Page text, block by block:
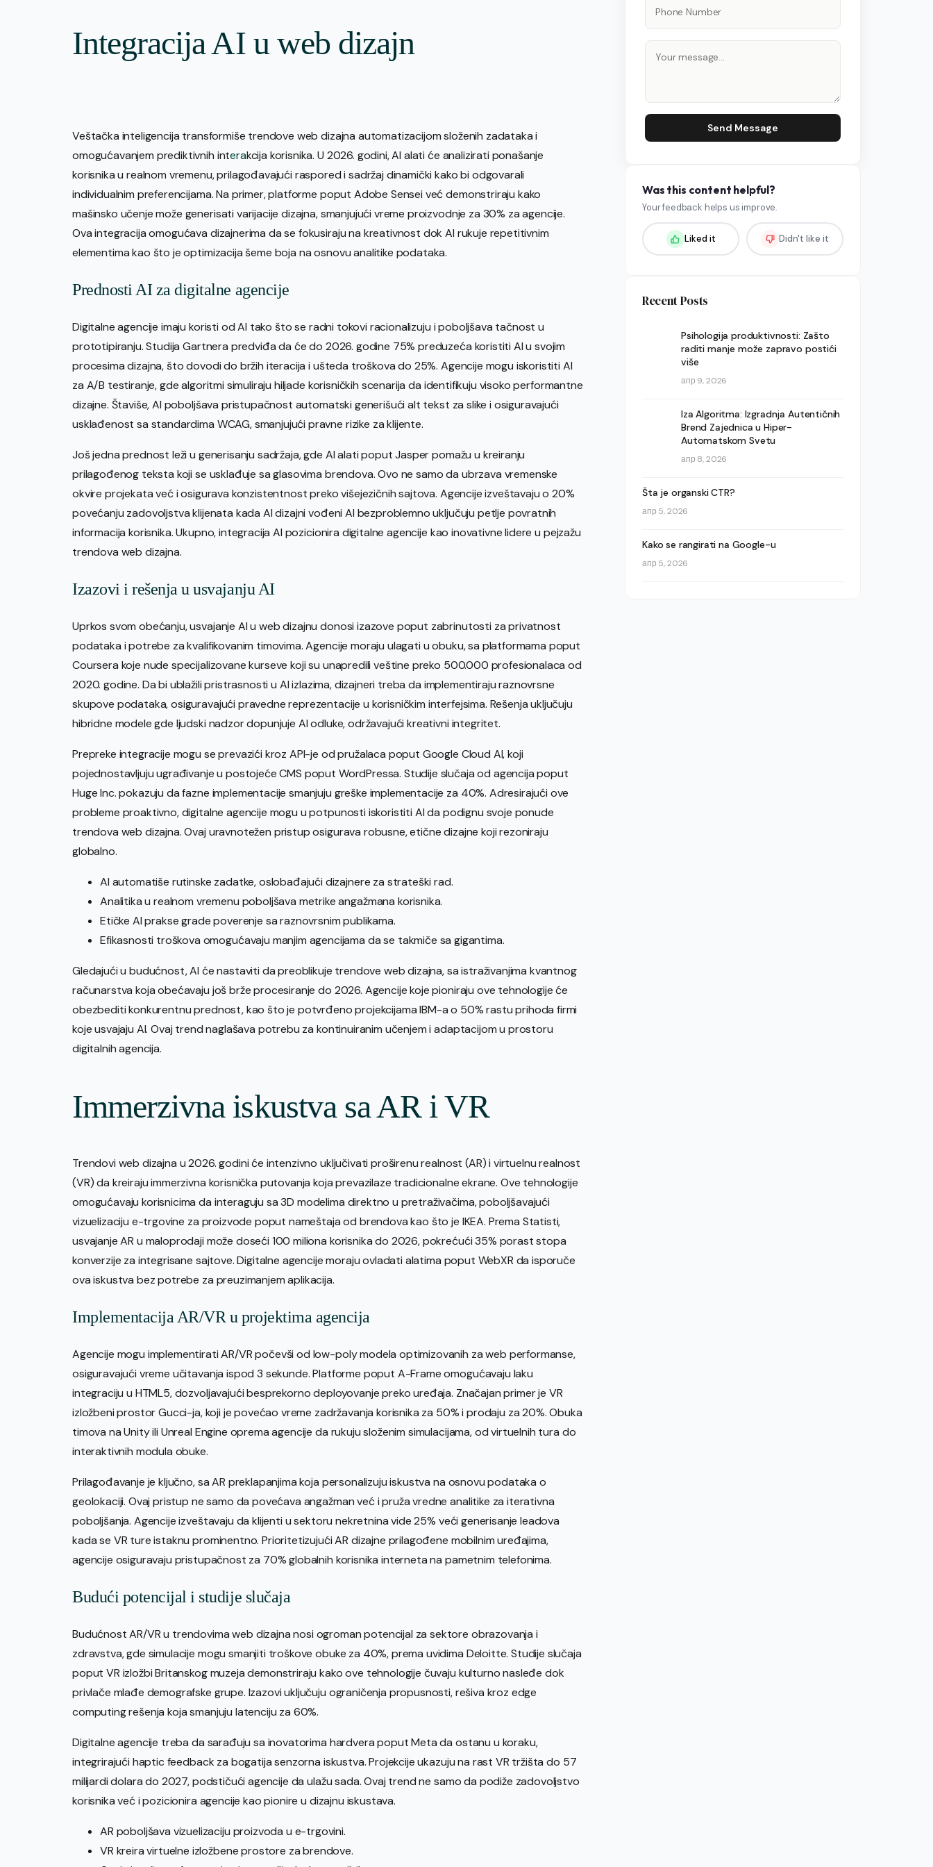
Integracija AI u web dizajn
Veštačka inteligencija transformiše trendove web dizajna automatizacijom složenih zadataka i
omogućavanjem prediktivnih interakcija korisnika. U 2026. godini, AI alati će analizirati ponašanje
korisnika u realnom vremenu, prilagođavajući raspored i sadržaj dinamički kako bi odgovarali
individualnim preferencijama. Na primer, platforme poput Adobe Sensei već demonstriraju kako
mašinsko učenje može generisati varijacije dizajna, smanjujući vreme proizvodnje za 30% za agencije.
Ova integracija omogućava dizajnerima da se fokusiraju na kreativnost dok AI rukuje repetitivnim
elementima kao što je optimizacija šeme boja na osnovu analitike podataka.
Prednosti AI za digitalne agencije
Digitalne agencije imaju koristi od AI tako što se radni tokovi racionalizuju i poboljšava tačnost u
prototipiranju. Studija Gartnera predviđa da će do 2026. godine 75% preduzeća koristiti AI u svojim
procesima dizajna, što dovodi do bržih iteracija i ušteda troškova do 25%. Agencije mogu iskoristiti AI
za A/B testiranje, gde algoritmi simuliraju hiljade korisničkih scenarija da identifikuju visoko performantne
dizajne. Štaviše, AI poboljšava pristupačnost automatski generišući alt tekst za slike i osiguravajući
usklađenost sa standardima WCAG, smanjujući pravne rizike za klijente.
Još jedna prednost leži u generisanju sadržaja, gde AI alati poput Jasper pomažu u kreiranju
prilagođenog teksta koji se usklađuje sa glasovima brendova. Ovo ne samo da ubrzava vremenske
okvire projekata već i osigurava konzistentnost preko višejezičnih sajtova. Agencije izveštavaju o 20%
povećanju zadovoljstva klijenata kada AI dizajni vođeni AI bezproblemno uključuju petlje povratnih
informacija korisnika. Ukupno, integracija AI pozicionira digitalne agencije kao inovativne lidere u pejzažu
trendova web dizajna.
Izazovi i rešenja u usvajanju AI
Uprkos svom obećanju, usvajanje AI u web dizajnu donosi izazove poput zabrinutosti za privatnost
podataka i potrebe za kvalifikovanim timovima. Agencije moraju ulagati u obuku, sa platformama poput
Coursera koje nude specijalizovane kurseve koji su unapredili veštine preko 500.000 profesionalaca od
2020. godine. Da bi ublažili pristrasnosti u AI izlazima, dizajneri treba da implementiraju raznovrsne
skupove podataka, osiguravajući pravedne reprezentacije u korisničkim interfejsima. Rešenja uključuju
hibridne modele gde ljudski nadzor dopunjuje AI odluke, održavajući kreativni integritet.
Prepreke integracije mogu se prevazići kroz API-je od pružalaca poput Google Cloud AI, koji
pojednostavljuju ugrađivanje u postojeće CMS poput WordPressa. Studije slučaja od agencija poput
Huge Inc. pokazuju da fazne implementacije smanjuju greške implementacije za 40%. Adresirajući ove
probleme proaktivno, digitalne agencije mogu u potpunosti iskoristiti AI da podignu svoje ponude
trendova web dizajna. Ovaj uravnotežen pristup osigurava robusne, etične dizajne koji rezoniraju
globalno.
AI automatiše rutinske zadatke, oslobađajući dizajnere za strateški rad.
Analitika u realnom vremenu poboljšava metrike angažmana korisnika.
Etičke AI prakse grade poverenje sa raznovrsnim publikama.
Efikasnosti troškova omogućavaju manjim agencijama da se takmiče sa gigantima.
Gledajući u budućnost, AI će nastaviti da preoblikuje trendove web dizajna, sa istraživanjima kvantnog
računarstva koja obećavaju još brže procesiranje do 2026. Agencije koje pioniraju ove tehnologije će
obezbediti konkurentnu prednost, kao što je potvrđeno projekcijama IBM-a o 50% rastu prihoda firmi
koje usvajaju AI. Ovaj trend naglašava potrebu za kontinuiranim učenjem i adaptacijom u prostoru
digitalnih agencija.
Immerzivna iskustva sa AR i VR
Trendovi web dizajna u 2026. godini će intenzivno uključivati proširenu realnost (AR) i virtuelnu realnost
(VR) da kreiraju immerzivna korisnička putovanja koja prevazilaze tradicionalne ekrane. Ove tehnologije
omogućavaju korisnicima da interaguju sa 3D modelima direktno u pretraživačima, poboljšavajući
vizuelizaciju e-trgovine za proizvode poput nameštaja od brendova kao što je IKEA. Prema Statisti,
usvajanje AR u maloprodaji može doseći 100 miliona korisnika do 2026, pokrećući 35% porast stopa
konverzije za integrisane sajtove. Digitalne agencije moraju ovladati alatima poput WebXR da isporuče
ova iskustva bez potrebe za preuzimanjem aplikacija.
Implementacija AR/VR u projektima agencija
Agencije mogu implementirati AR/VR počevši od low-poly modela optimizovanih za web performanse,
osiguravajući vreme učitavanja ispod 3 sekunde. Platforme poput A-Frame omogućavaju laku
integraciju u HTML5, dozvoljavajući besprekorno deployovanje preko uređaja. Značajan primer je VR
izložbeni prostor Gucci-ja, koji je povećao vreme zadržavanja korisnika za 50% i prodaju za 20%. Obuka
timova na Unity ili Unreal Engine oprema agencije da rukuju složenim simulacijama, od virtuelnih tura do
interaktivnih modula obuke.
Prilagođavanje je ključno, sa AR preklapanjima koja personalizuju iskustva na osnovu podataka o
geolokaciji. Ovaj pristup ne samo da povećava angažman već i pruža vredne analitike za iterativna
poboljšanja. Agencije izveštavaju da klijenti u sektoru nekretnina vide 25% veći generisanje leadova
kada se VR ture istaknu prominentno. Prioritetizujući AR dizajne prilagođene mobilnim uređajima,
agencije osiguravaju pristupačnost za 70% globalnih korisnika interneta na pametnim telefonima.
Budući potencijal i studije slučaja
Budućnost AR/VR u trendovima web dizajna nosi ogroman potencijal za sektore obrazovanja i
zdravstva, gde simulacije mogu smanjiti troškove obuke za 40%, prema uvidima Deloitte. Studije slučaja
poput VR izložbi Britanskog muzeja demonstriraju kako ove tehnologije čuvaju kulturno nasleđe dok
privlače mlađe demografske grupe. Izazovi uključuju ograničenja propusnosti, rešiva kroz edge
computing rešenja koja smanjuju latenciju za 60%.
Digitalne agencije treba da sarađuju sa inovatorima hardvera poput Meta da ostanu u koraku,
integrirajući haptic feedback za bogatija senzorna iskustva. Projekcije ukazuju na rast VR tržišta do 57
milijardi dolara do 2027, podstičući agencije da ulažu sada. Ovaj trend ne samo da podiže zadovoljstvo
korisnika već i pozicionira agencije kao pionire u dizajnu iskustava.
AR poboljšava vizuelizaciju proizvoda u e-trgovini.
VR kreira virtuelne izložbene prostore za brendove.
Send Message
Was this content helpful?
Your feedback helps us improve.
Liked it Didn't like it
Recent Posts
Psihologija produktivnosti: Zašto
raditi manje može zapravo postići
više
апр 9, 2026
Iza Algoritma: Izgradnja Autentičnih
Brend Zajednica u Hiper-
Automatskom Svetu
апр 8, 2026
Šta je organski CTR?
апр 5, 2026
Kako se rangirati na Google-u
апр 5, 2026